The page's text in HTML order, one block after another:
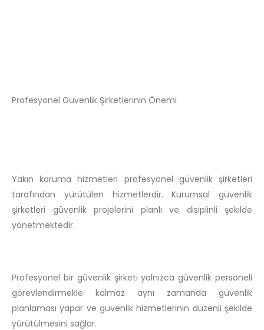
Profesyonel Güvenlik Şirketlerinin Önemi
Yakın koruma hizmetleri profesyonel güvenlik şirketleri
tarafından yürütülen hizmetlerdir. Kurumsal güvenlik
şirketleri güvenlik projelerini planlı ve disiplinli şekilde
yönetmektedir.
Profesyonel bir güvenlik şirketi yalnızca güvenlik personeli
görevlendirmekle kalmaz aynı zamanda güvenlik
planlaması yapar ve güvenlik hizmetlerinin düzenli şekilde
yürütülmesini sağlar.